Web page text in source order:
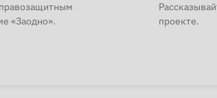
«Заодно».
проекте.